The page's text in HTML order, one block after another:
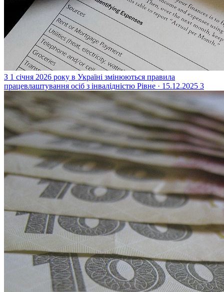
З 1 січня 2026 року в Україні змінюються правила
працевлаштування осіб з інвалідністю Рівне · 15.12.2025 3